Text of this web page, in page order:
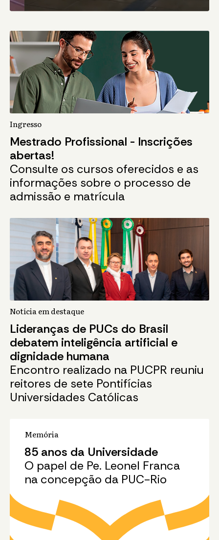
Ingresso
Mestrado Profissional - Inscrições
abertas!
Consulte os cursos oferecidos e as
informações sobre o processo de
admissão e matrícula
Notícia em destaque
Lideranças de PUCs do Brasil
debatem inteligência artificial e
dignidade humana
Encontro realizado na PUCPR reuniu
reitores de sete Pontifícias
Universidades Católicas
Memória
85 anos da Universidade
O papel de Pe. Leonel Franca
na concepção da PUC-Rio